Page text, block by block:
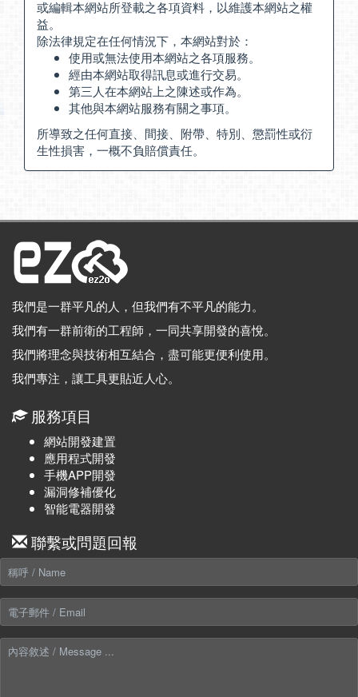
或編輯本網站所登載之各項資料，以維護本網站之權
益。
除法律規定在任何情況下，本網站對於：
使用或無法使用本網站之各項服務。
經由本網站取得訊息或進行交易。
第三人在本網站上之陳述或作為。
其他與本網站服務有關之事項。
所導致之任何直接、間接、附帶、特別、懲罰性或衍
生性損害，一概不負賠償責任。
我們是一群平凡的人，但我們有不平凡的能力。
我們有一群前衛的工程師，一同共享開發的喜悅。
我們將理念與技術相互結合，盡可能更便利使用。
我們專注，讓工具更貼近人心。
服務項目
網站開發建置
應用程式開發
手機APP開發
漏洞修補優化
智能電器開發
聯繫或問題回報